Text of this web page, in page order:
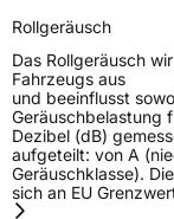
Rollgeräusch
Das Rollgeräusch
Fahrzeugs aus
und beeinflusst
Geräuschbelastung
Dezibel (dB)
aufgeteilt: von A
Geräuschklasse).
sich an EU